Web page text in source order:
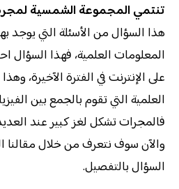
تنتمي المجموعة الشمسية
هذا السؤال من الأسئلة التي يوجد
المعلومات العلمية، فهذا
على الإنترنت في الفترة الآخيرة،
العلمية التي تقوم بالجمع بين
فالمجرات تشكل لغز كبير عند
والآن سوف نتعرف من خلال مقالنا
السؤال بالتفصيل.